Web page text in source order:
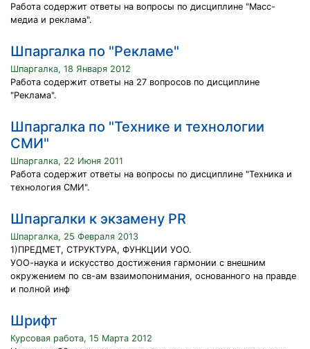
Работа содержит ответы на вопросы по дисциплине "Масс-
медиа и реклама".
Шпаргалка по "Рекламе"
Шпаргалка, 18 Января 2012
Работа содержит ответы на 27 вопросов по дисциплине
"Реклама".
Шпаргалка по "Технике и технологии
СМИ"
Шпаргалка, 22 Июня 2011
Работа содержит ответы на вопросы по дисциплине "Техника и
технология СМИ".
Шпаргалки к экзамену PR
Шпаргалка, 25 Февраля 2013
1)ПРЕДМЕТ, СТРУКТУРА, ФУНКЦИИ УОО.
УОО-наука и искусство достижения гармонии с внешним
окружением по cв-ам взаимопонимания, основанного на правде
и полной инф
Шрифт
Курсовая работа, 15 Марта 2012